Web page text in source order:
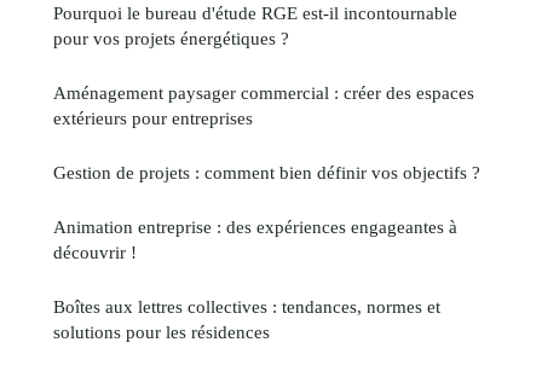
Pourquoi le bureau d'étude RGE est-il incontournable
pour vos projets énergétiques ?
Aménagement paysager commercial : créer des espaces
extérieurs pour entreprises
Gestion de projets : comment bien définir vos objectifs ?
Animation entreprise : des expériences engageantes à
découvrir !
Boîtes aux lettres collectives : tendances, normes et
solutions pour les résidences